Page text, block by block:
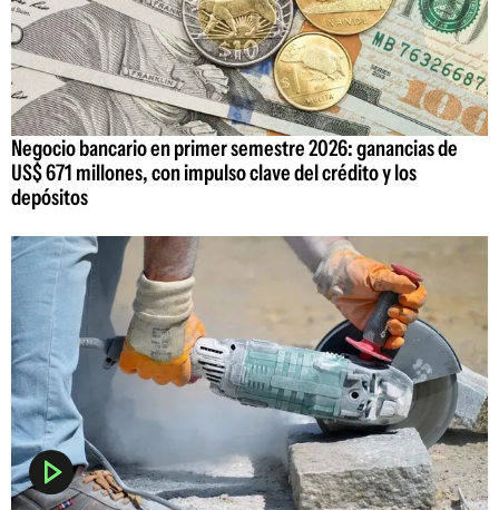
Negocio bancario en primer semestre 2026: ganancias de
US$ 671 millones, con impulso clave del crédito y los
depósitos